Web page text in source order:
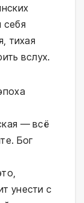
себя
тихая
вслух.
— всё
Бог
унести с